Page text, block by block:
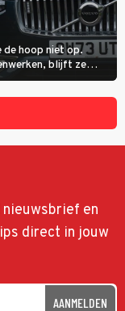
de hoop niet op.
blijft ze
Karen Pirie leidt het
en
direct in jouw
AANMELDEN